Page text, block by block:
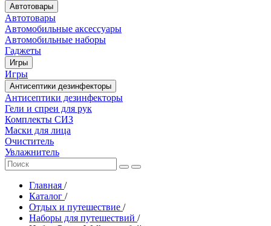
Автотовары
Автотовары
Автомобильные аксессуары
Автомобильные наборы
Гаджеты
Игры
Игры
Антисептики дезинфекторы
Антисептики дезинфекторы
Гели и спреи для рук
Комплекты СИЗ
Маски для лица
Очиститель
Увлажнитель
Главная /
Каталог /
Отдых и путешествие /
Наборы для путешествий /